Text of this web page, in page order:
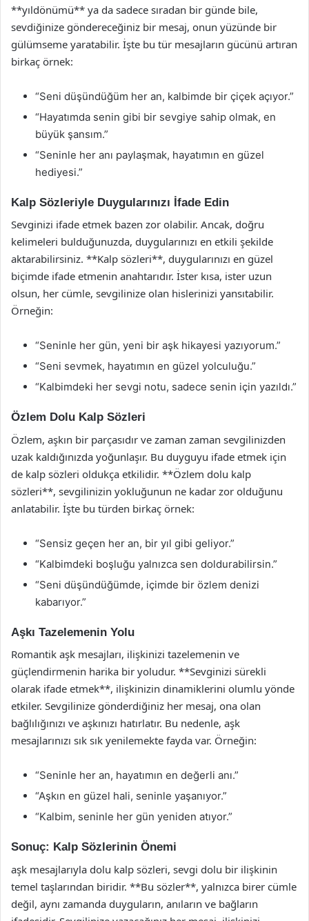
**yıldönümü** ya da sadece sıradan bir günde bile,
sevdiğinize göndereceğiniz bir mesaj, onun yüzünde bir
gülümseme yaratabilir. İşte bu tür mesajların gücünü artıran
birkaç örnek:
“Seni düşündüğüm her an, kalbimde bir çiçek açıyor.”
“Hayatımda senin gibi bir sevgiye sahip olmak, en
büyük şansım.”
“Seninle her anı paylaşmak, hayatımın en güzel
hediyesi.”
Kalp Sözleriyle Duygularınızı İfade Edin
Sevginizi ifade etmek bazen zor olabilir. Ancak, doğru
kelimeleri bulduğunuzda, duygularınızı en etkili şekilde
aktarabilirsiniz. **Kalp sözleri**, duygularınızı en güzel
biçimde ifade etmenin anahtarıdır. İster kısa, ister uzun
olsun, her cümle, sevgilinize olan hislerinizi yansıtabilir.
Örneğin:
“Seninle her gün, yeni bir aşk hikayesi yazıyorum.”
“Seni sevmek, hayatımın en güzel yolculuğu.”
“Kalbimdeki her sevgi notu, sadece senin için yazıldı.”
Özlem Dolu Kalp Sözleri
Özlem, aşkın bir parçasıdır ve zaman zaman sevgilinizden
uzak kaldığınızda yoğunlaşır. Bu duyguyu ifade etmek için
de kalp sözleri oldukça etkilidir. **Özlem dolu kalp
sözleri**, sevgilinizin yokluğunun ne kadar zor olduğunu
anlatabilir. İşte bu türden birkaç örnek:
“Sensiz geçen her an, bir yıl gibi geliyor.”
“Kalbimdeki boşluğu yalnızca sen doldurabilirsin.”
“Seni düşündüğümde, içimde bir özlem denizi
kabarıyor.”
Aşkı Tazelemenin Yolu
Romantik aşk mesajları, ilişkinizi tazelemenin ve
güçlendirmenin harika bir yoludur. **Sevginizi sürekli
olarak ifade etmek**, ilişkinizin dinamiklerini olumlu yönde
etkiler. Sevgilinize gönderdiğiniz her mesaj, ona olan
bağlılığınızı ve aşkınızı hatırlatır. Bu nedenle, aşk
mesajlarınızı sık sık yenilemekte fayda var. Örneğin:
“Seninle her an, hayatımın en değerli anı.”
“Aşkın en güzel hali, seninle yaşanıyor.”
“Kalbim, seninle her gün yeniden atıyor.”
Sonuç: Kalp Sözlerinin Önemi
aşk mesajlarıyla dolu kalp sözleri, sevgi dolu bir ilişkinin
temel taşlarından biridir. **Bu sözler**, yalnızca birer cümle
değil, aynı zamanda duyguların, anıların ve bağların